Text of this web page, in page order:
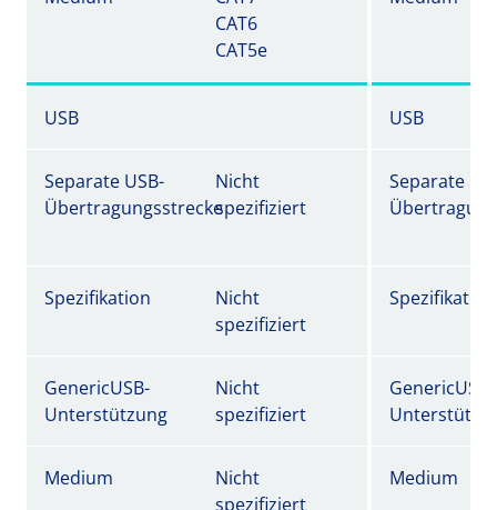
CAT6
CAT5e
USB USB
Separate USB-
Übertragungsstrecke
Nicht
spezifiziert
Separate
Spezifikation
Nicht
spezifiziert
Spezifikation
GenericUSB-
Unterstützung
Nicht
spezifiziert
GenericUSB-
Medium
Nicht
spezifiziert
Medium